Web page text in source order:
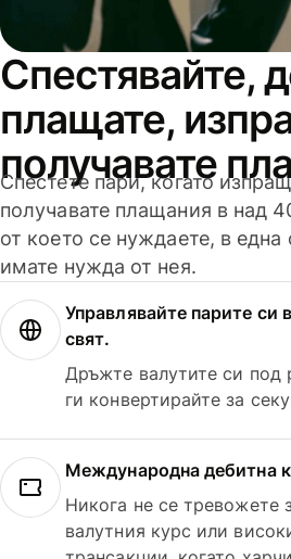
Спестявайте,
плащате,
получавате
Спестете пари, когато
получавате плащания в над
от което се нуждаете, в една
имате нужда от нея.
Управлявайте парите си
свят.
Дръжте валутите си под
ги конвертирайте за
Международна дебитна
Никога не се тревожете
валутния курс или